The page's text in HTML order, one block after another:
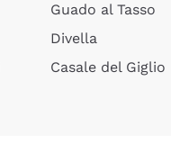
Guado al Tasso
Divella
Casale del Giglio